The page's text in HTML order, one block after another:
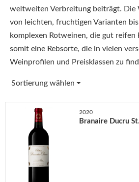
weltweiten Verbreitung beiträgt. Die
von leichten, fruchtigen Varianten
komplexen Rotweinen, die gut
somit eine Rebsorte, die in vielen
Weinprofilen und Preisklassen zu
Sortierung wählen
2020
Branaire Ducru